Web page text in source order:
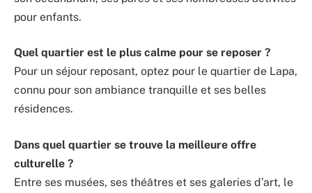
pour enfants.
Quel quartier est le plus calme pour se reposer ?
Pour un séjour reposant, optez pour le quartier de Lapa,
connu pour son ambiance tranquille et ses belles
résidences.
Dans quel quartier se trouve la meilleure offre
culturelle ?
Entre ses musées, ses théâtres et ses galeries d’art, le